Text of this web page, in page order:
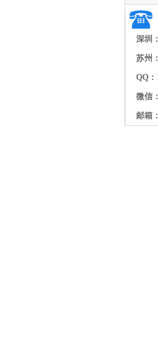
深圳：
苏州：
QQ：
微信：
邮箱：